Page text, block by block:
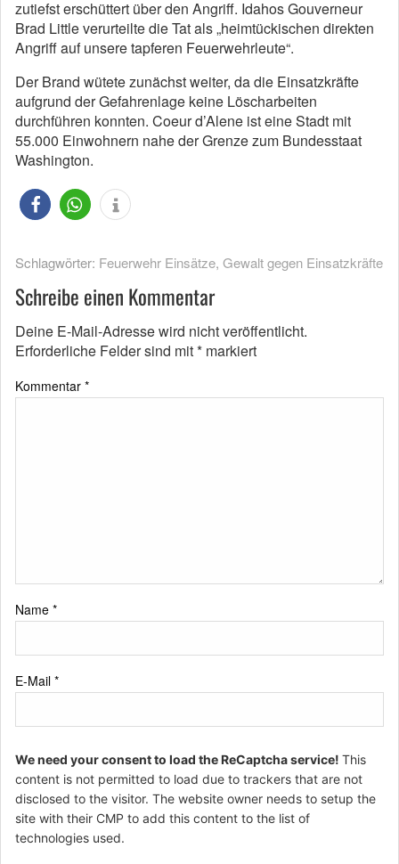
zutiefst erschüttert über den Angriff. Idahos Gouverneur
Brad Little verurteilte die Tat als „heimtückischen direkten
Angriff auf unsere tapferen Feuerwehrleute“.
Der Brand wütete zunächst weiter, da die Einsatzkräfte
aufgrund der Gefahrenlage keine Löscharbeiten
durchführen konnten. Coeur d’Alene ist eine Stadt mit
55.000 Einwohnern nahe der Grenze zum Bundesstaat
Washington.
Schlagwörter: Feuerwehr Einsätze, Gewalt gegen Einsatzkräfte
Schreibe einen Kommentar
Deine E-Mail-Adresse wird nicht veröffentlicht.
Erforderliche Felder sind mit* markiert
Kommentar *
Name *
E-Mail *
We need your consent to load the ReCaptcha service! This
content is not permitted to load due to trackers that are not
disclosed to the visitor. The website owner needs to setup the
site with their CMP to add this content to the list of
technologies used.